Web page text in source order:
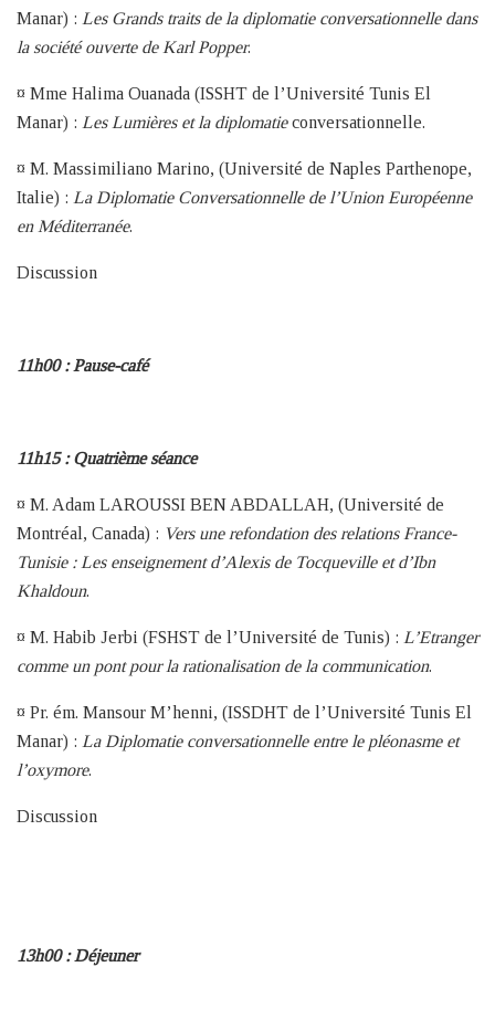
Manar) : Les Grands traits de la diplomatie conversationnelle dans
la société ouverte de Karl Popper.
¤ Mme Halima Ouanada (ISSHT de l’Université Tunis El
Manar) : Les Lumières et la diplomatieconversationnelle.
¤ M. Massimiliano Marino, (Université de Naples Parthenope,
Italie) : La Diplomatie Conversationnelle de l’Union Européenne
en Méditerranée.
Discussion
11h00 : Pause-café
11h15 : Quatrième séance
¤ M. Adam LAROUSSI BEN ABDALLAH, (Université de
Montréal, Canada) : Vers une refondation des relations France-
Tunisie : Les enseignement d’Alexis de Tocqueville et d’Ibn
Khaldoun.
¤ M. Habib Jerbi (FSHST de l’Université de Tunis) : L’Etranger
comme un pont pour la rationalisation de la communication.
¤ Pr. ém. Mansour M’henni, (ISSDHT de l’Université Tunis El
Manar) : La Diplomatie conversationnelle entre le pléonasme et
l’oxymore.
Discussion
13h00 : Déjeuner